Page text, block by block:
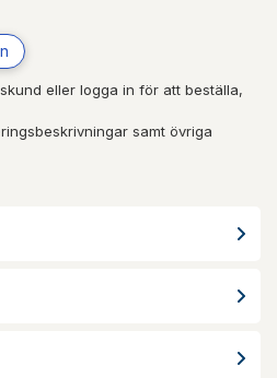
eller logga in för att beställa,
samt övriga